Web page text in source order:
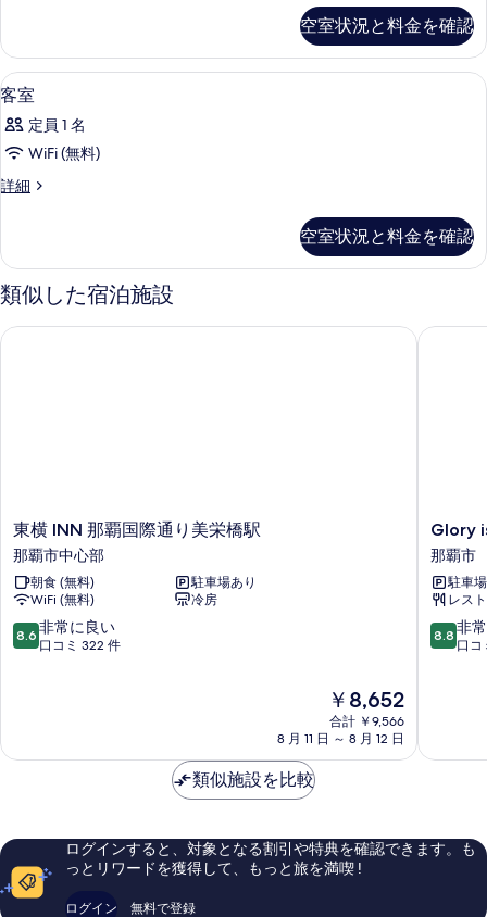
ェ
ッ
ク
イ
ン
12
ェ
ッ
ク
す
べ
て
の
写
示
ェ
ッ
ク
イ
ン
時/
チ
ェ
ア
ト
時)
の
写
真
を
表
示
細
空室状況と料金を確認
客
室
の
べ
の
写
真
を
羽毛の掛け布団、デスク、ノートパ
1
客室
定員 1 名
WiFi (無料)
詳細
客
細
空室状況と料金を確認
類似した宿泊施設
東
横
INN
那
覇
国
際
駅
中
部
東横 INN 那覇国際通り美栄橋駅
那覇市中心部
朝食 (無料)
駐車場あり
WiFi (無料)
冷房
10
段
に
コ
322
件
8.6 非常に良い
口コミ 322 件
現
在
の
￥8,652
合計 ￥9,566
8 月 11 日 ～ 8 月 12 日
東横 INN 那覇国際通り美栄橋駅
Glory
island
okinawa
-
SOBE-
那
覇
Glory
那覇市
駐車
レス
10
段
に
コ
ミ
8.8 非
口コ
Glory
類似施設を比較
ログインすると、対象となる割引や特典を確認できます。も
っとリワードを獲得して、もっと旅を満喫 !
ログイン 無料で登録